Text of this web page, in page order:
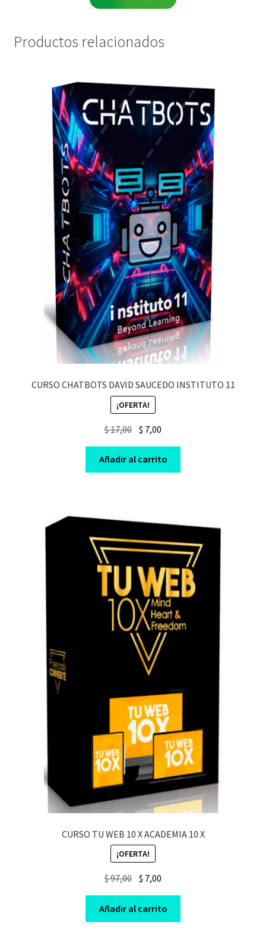
Productos relacionados
CURSO CHATBOTS DAVID SAUCEDO INSTITUTO 11
¡OFERTA!
$17,00 Original
was:
$ 17,00.
$ 7,00
is:
$ 7,00.
Añadir al carrito
CURSO TU WEB 10 X ACADEMIA 10 X
¡OFERTA!
$97,00 Original
price
was:
$ 97,00.
$ 7,00
price
is:
$ 7,00.
Añadir al carrito